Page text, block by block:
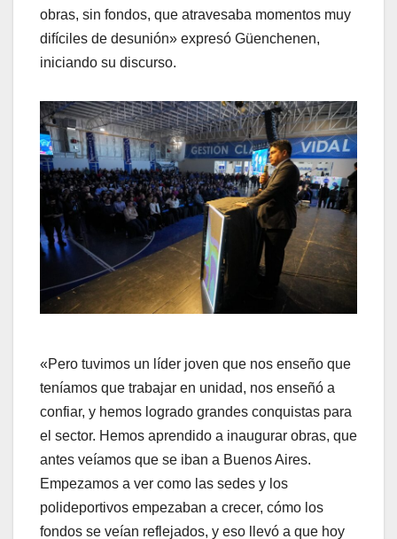
obras, sin fondos, que atravesaba momentos muy
difíciles de desunión» expresó Güenchenen,
iniciando su discurso.
«Pero tuvimos un líder joven que nos enseño que
teníamos que trabajar en unidad, nos enseñó a
confiar, y hemos logrado grandes conquistas para
el sector. Hemos aprendido a inaugurar obras, que
antes veíamos que se iban a Buenos Aires.
Empezamos a ver como las sedes y los
polideportivos empezaban a crecer, cómo los
fondos se veían reflejados, y eso llevó a que hoy